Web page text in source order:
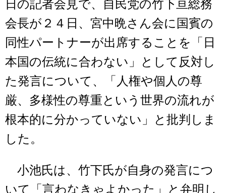
日の記者会見で、自民党の竹下亘総務
会長が２４日、宮中晩さん会に国賓の
同性パートナーが出席することを「日
本国の伝統に合わない」として反対し
た発言について、「人権や個人の尊
厳、多様性の尊重という世界の流れが
根本的に分かっていない」と批判しま
した。
小池氏は、竹下氏が自身の発言につ
いて「言わなきゃよかった」と弁明し